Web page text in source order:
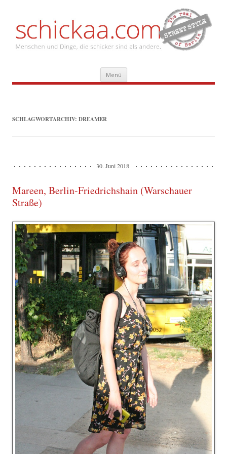
Menü Zum
Inhalt
springen
SCHLAGWORTARCHIV: DREAMER
30. Juni 2018
Mareen, Berlin-Friedrichshain (Warschauer
Straße)